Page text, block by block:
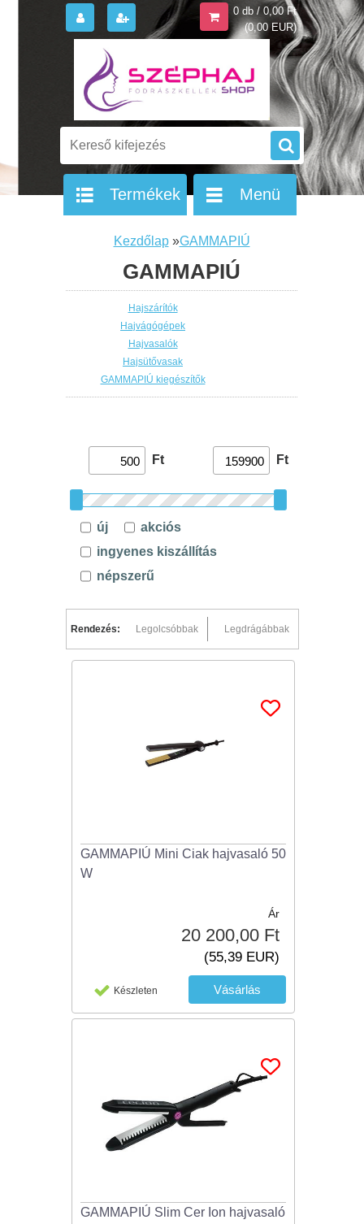
0 db / 0,00 Ft
(0,00 EUR)
Termékek Menü
Kezdőlap »GAMMAPIÚ
GAMMAPIÚ
Hajszárítók
Hajvágógépek
Hajvasalók
Hajsütővasak
GAMMAPIÚ kiegészítők
Ft Ft
új
akciós
ingyenes kiszállítás
népszerű
Rendezés: Legolcsóbbak Legdrágábbak
GAMMAPIÚ Mini Ciak hajvasaló 50
W
Ár
20 200,00 Ft
(55,39 EUR)
Készleten
GAMMAPIÚ Slim Cer Ion hajvasaló